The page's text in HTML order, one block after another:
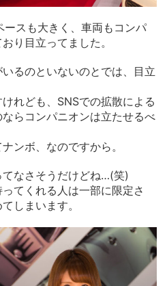
ースも大きく、車両もコンパ
り目立ってました。
るのといないのとでは、目立
れども、SNSでの拡散による
らコンパニオンは立たせるべ
ンボ、なのですから。
なさそうだけどね…(笑)
てくれる人は一部に限定さ
しまいます。